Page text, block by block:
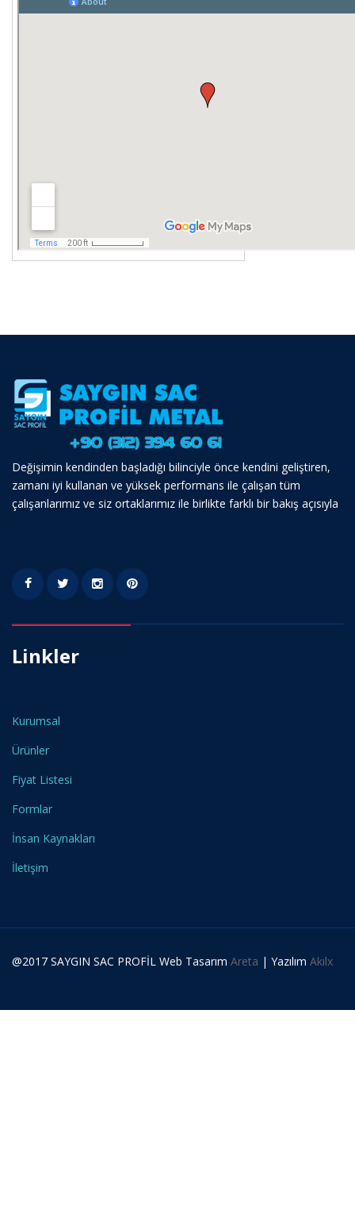
Değişimin kendinden başladığı bilinciyle önce kendini geliştiren,
zamanı iyi kullanan ve yüksek performans ile çalışan tüm
çalışanlarımız ve siz ortaklarımız ile birlikte farklı bir bakış açısıyla
Linkler
Kurumsal
Ürünler
Fiyat Listesi
Formlar
İnsan Kaynakları
İletişim
@2017 SAYGIN SAC PROFİL Web Tasarım Areta | Yazılım Akılx